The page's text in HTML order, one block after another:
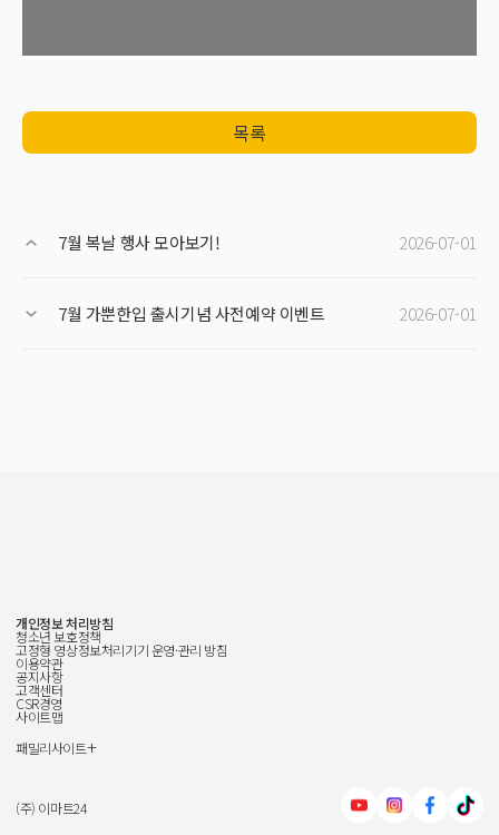
목록
7월 복날 행사 모아보기! 2026-07-01
7월 가뿐한입 출시기념 사전예약 이벤트 2026-07-01
개인정보 처리방침
청소년 보호정책
고정형 영상정보처리기기 운영·관리 방침
이용약관
공지사항
고객센터
CSR경영
사이트맵
패밀리사이트+
신세계그룹
신세계백화점
(주) 이마트24